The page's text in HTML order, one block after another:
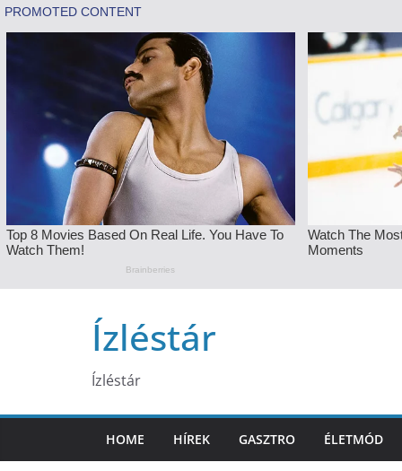
Ízléstár
Ízléstár
HOME HÍREK GASZTRO ÉLETMÓD